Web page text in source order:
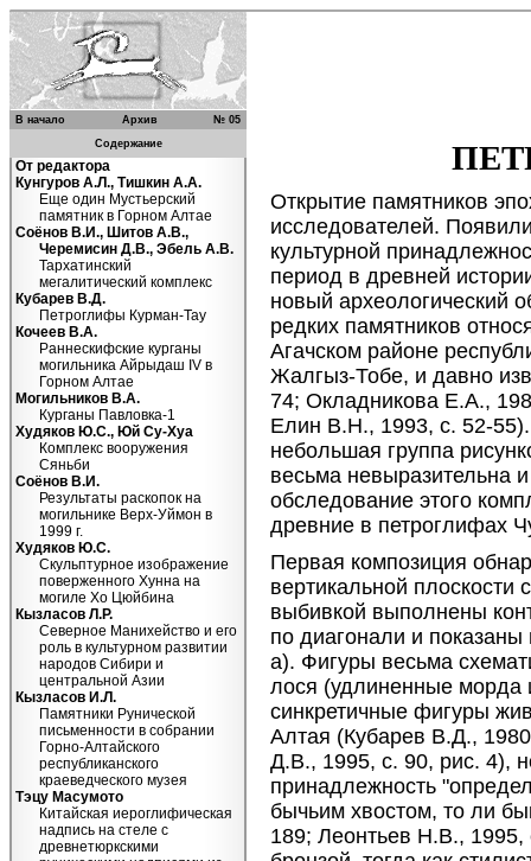
В начало Архив
№ 05
Содержание
От редактора
Кунгуров А.Л., Тишкин А.А.
Еще один Мустьерский
памятник в Горном Алтае
Соёнов В.И., Шитов А.В.,
Черемисин Д.В., Эбель А.В.
Тархатинский
мегалитический комплекс
Кубарев В.Д.
Петроглифы Курман-Тау
Кочеев В.А.
Раннескифские курганы
могильника Айрыдаш IV в
Горном Алтае
Могильников В.А.
Курганы Павловка-1
Худяков Ю.С., Юй Су-Хуа
Комплекс вооружения
Сяньби
Соёнов В.И.
Результаты раскопок на
могильнике Верх-Уймон в
1999 г.
Худяков Ю.С.
Скульптурное изображение
поверженного Хунна на
могиле Хо Цюйбина
Кызласов Л.Р.
Северное Манихейство и его
роль в культурном развитии
народов Сибири и
центральной Азии
Кызласов И.Л.
Памятники Рунической
письменности в собрании
Горно-Алтайского
республиканского
краеведческого музея
Тэцу Масумото
Китайская иероглифическая
надпись на стеле с
древнетюркскими
Открытие памятников
исследователей.
культурной
период в древней
новый археологический
редких памятников
Агачском районе
Жалгыз-Тобе, и давно
74; Окладникова Е.А.,
Елин В.Н., 1993, с. 52-55).
небольшая группа
весьма невыразительна
обследование этого
древние в петроглифах
Первая композиция
вертикальной плоскости
выбивкой выполнены
по диагонали и
а). Фигуры весьма
лося (удлиненные
синкретичные фигуры
Алтая (Кубарев В.Д.,
Д.В., 1995, с. 90, рис. 4),
принадлежность
бычьим хвостом, то ли
189; Леонтьев Н.В., 1995,